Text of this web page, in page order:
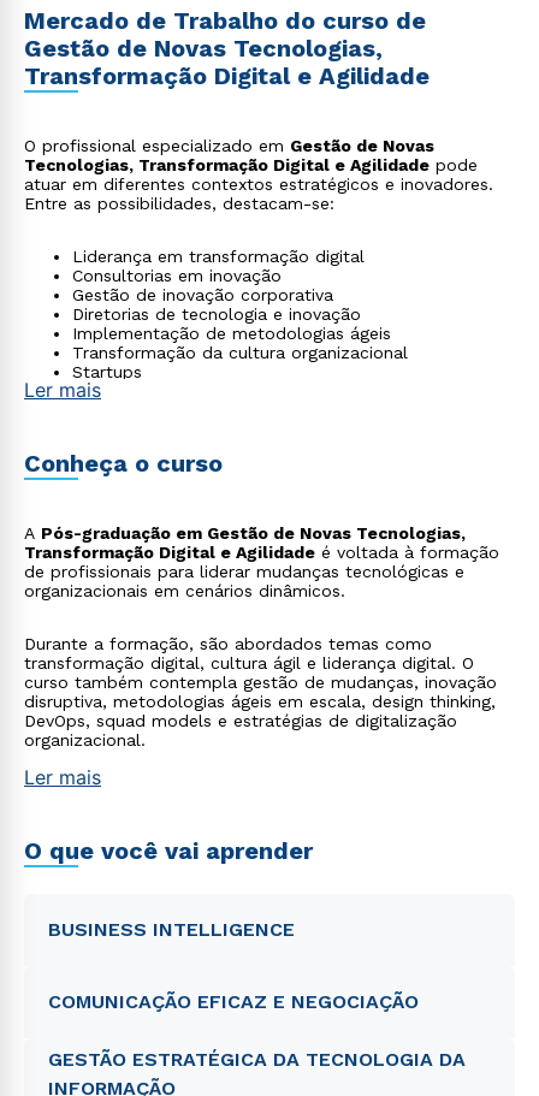
Mercado de Trabalho do curso de
Gestão de Novas Tecnologias,
Transformação Digital e Agilidade
O profissional especializado em Gestão de Novas
Tecnologias, Transformação Digital e Agilidade pode
atuar em diferentes contextos estratégicos e inovadores.
Entre as possibilidades, destacam-se:
Liderança em transformação digital
Consultorias em inovação
Gestão de inovação corporativa
Diretorias de tecnologia e inovação
Implementação de metodologias ágeis
Transformação da cultura organizacional
Startups
Ler mais
Conheça o curso
A Pós-graduação em Gestão de Novas Tecnologias,
Transformação Digital e Agilidade é voltada à formação
de profissionais para liderar mudanças tecnológicas e
organizacionais em cenários dinâmicos.
Durante a formação, são abordados temas como
transformação digital, cultura ágil e liderança digital. O
curso também contempla gestão de mudanças, inovação
disruptiva, metodologias ágeis em escala, design thinking,
DevOps, squad models e estratégias de digitalização
organizacional.
Ler mais
O que você vai aprender
BUSINESS INTELLIGENCE
COMUNICAÇÃO EFICAZ E NEGOCIAÇÃO
GESTÃO ESTRATÉGICA DA TECNOLOGIA DA
INFORMAÇÃO